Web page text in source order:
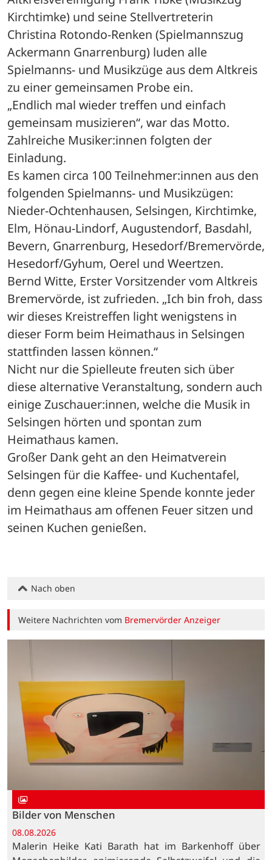
Kirchtimke) und seine Stellvertreterin
Christina Rotondo-Renken (Spielmannszug
Ackermann Gnarrenburg) luden alle
Spielmanns- und Musikzüge aus dem Altkreis
zu einer gemeinsamen Probe ein.
„Endlich mal wieder treffen und einfach
gemeinsam musizieren“, war das Motto.
Zahlreiche Musiker:innen folgten der
Einladung.
Es kamen circa 100 Teilnehmer:innen aus den
folgenden Spielmanns- und Musikzügen:
Nieder-Ochtenhausen, Selsingen, Kirchtimke,
Elm, Hönau-Lindorf, Augustendorf, Basdahl,
Bevern, Gnarrenburg, Hesedorf/Bremervörde,
Hesedorf/Gyhum, Oerel und Weertzen.
Bernd Witte, Erster Vorsitzender vom Altkreis
Bremervörde, ist zufrieden. „Ich bin froh, dass
wir dieses Kreistreffen light wenigstens in
dieser Form beim Heimathaus in Selsingen
stattfinden lassen können.“
Nicht nur die Spielleute freuten sich über
diese alternative Veranstaltung, sondern auch
einige Zuschauer:innen, welche die Musik in
Selsingen hörten und spontan zum
Heimathaus kamen.
Großer Dank geht an den Heimatverein
Selsingen für die Kaffee- und Kuchentafel,
denn gegen eine kleine Spende konnte jeder
im Heimathaus am offenen Feuer sitzen und
seinen Kuchen genießen.
Nach oben
Weitere Nachrichten vom Bremervörder Anzeiger
Bilder von Menschen
08.08.2026
Malerin Heike Kati Barath hat im Barkenhoff über